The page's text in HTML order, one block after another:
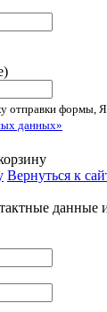
отправки формы,
данных»
Вернуться к